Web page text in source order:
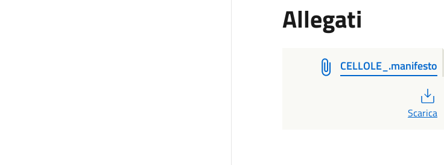
Allegati
CELLOLE_.manifesto
Scarica